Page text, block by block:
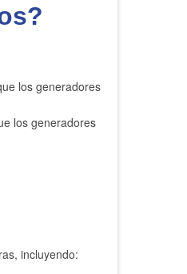
los generadores
los generadores
incluyendo: